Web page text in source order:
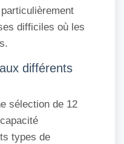
difficiles où les
différents
sélection de 12
types de